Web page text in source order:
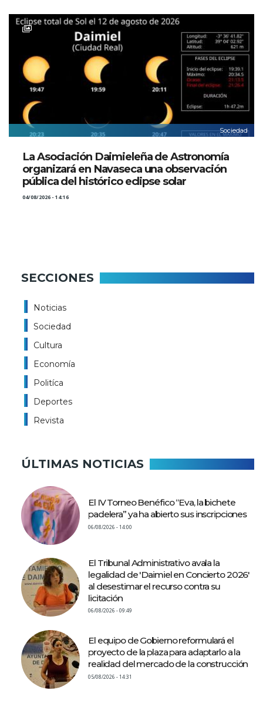
Sociedad
La Asociación Daimieleña de Astronomía
organizará en Navaseca una observación
pública del histórico eclipse solar
04/08/2026 - 14:16
SECCIONES
Noticias
Sociedad
Cultura
Economía
Politíca
Deportes
Revista
ÚLTIMAS NOTICIAS
El IV Torneo Benéfico “Eva, la bichete
padelera” ya ha abierto sus inscripciones
06/08/2026 - 14:00
El Tribunal Administrativo avala la
legalidad de 'Daimiel en Concierto 2026'
al desestimar el recurso contra su
licitación
06/08/2026 - 09:49
El equipo de Gobierno reformulará el
proyecto de la plaza para adaptarlo a la
realidad del mercado de la construcción
05/08/2026 - 14:31